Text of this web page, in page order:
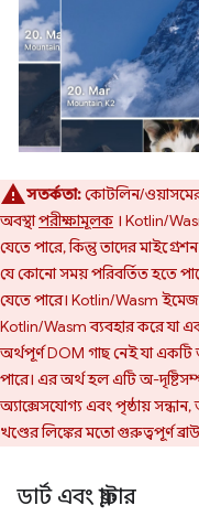
সতর্কতা:কোটলিন/
অবস্থাপরীক্ষামূলক । Kotlin/
যেতে পারে, কিন্তু তাদের
যে কোনো সময় পরিবর্তিত হতে
যেতে পারে। Kotlin/Wasm ইমেজ
Kotlin/Wasm ব্যবহার করে যা
অর্থপূর্ণ DOM গাছ নেই যা একটি
পারে। এর অর্থ হল এটি অ-
অ্যাক্সেসযোগ্য এবং পৃষ্ঠায়
খণ্ডের লিঙ্কের মতো গুরুত্বপূর্ণ
ডার্ট এবং ফ্লাটার